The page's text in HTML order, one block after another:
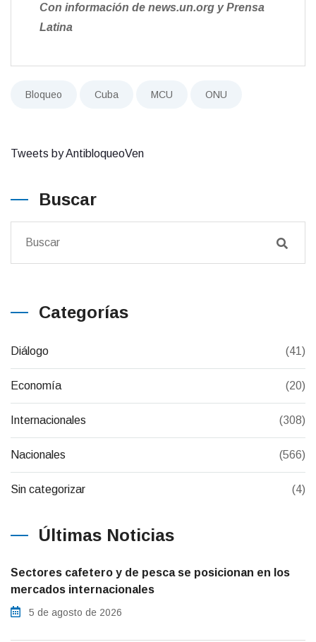
Con información de news.un.org y Prensa
Latina
Bloqueo Cuba MCU ONU
Tweets by AntibloqueoVen
Buscar
Categorías
Diálogo (41)
Economía (20)
Internacionales (308)
Nacionales (566)
Sin categorizar (4)
Últimas Noticias
Sectores cafetero y de pesca se posicionan en los
mercados internacionales
5 de agosto de 2026